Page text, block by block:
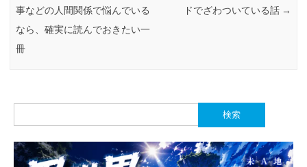
事などの人間関係で悩んでいる
なら、確実に読んでおきたい一
冊
ドでざわついている話 →
索: